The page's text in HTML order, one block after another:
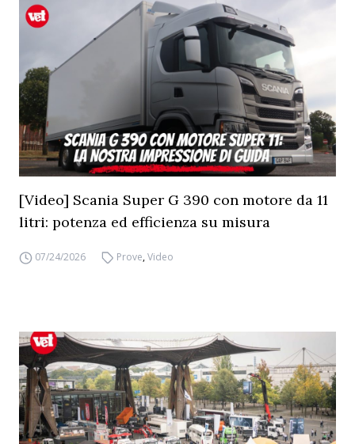
[Video] Scania Super G 390 con motore da 11
litri: potenza ed efficienza su misura
07/24/2026 Prove,Video